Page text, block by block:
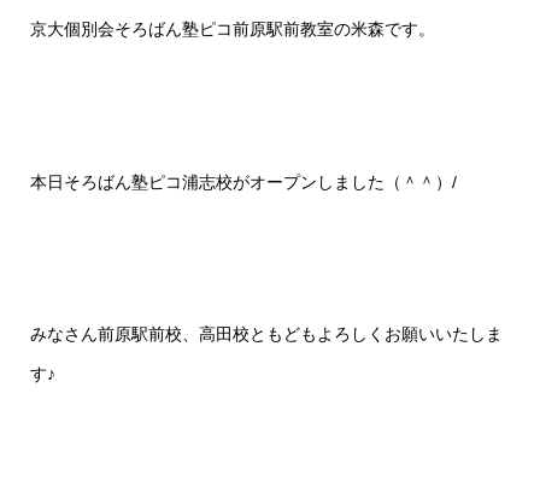
京大個別会そろばん塾ピコ前原駅前教室の米森です。
本日そろばん塾ピコ浦志校がオープンしました（＾＾）/
みなさん前原駅前校、高田校ともどもよろしくお願いいたしま
す♪